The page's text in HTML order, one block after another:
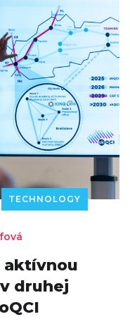
TECHNOLOGY
aktívnou
druhej